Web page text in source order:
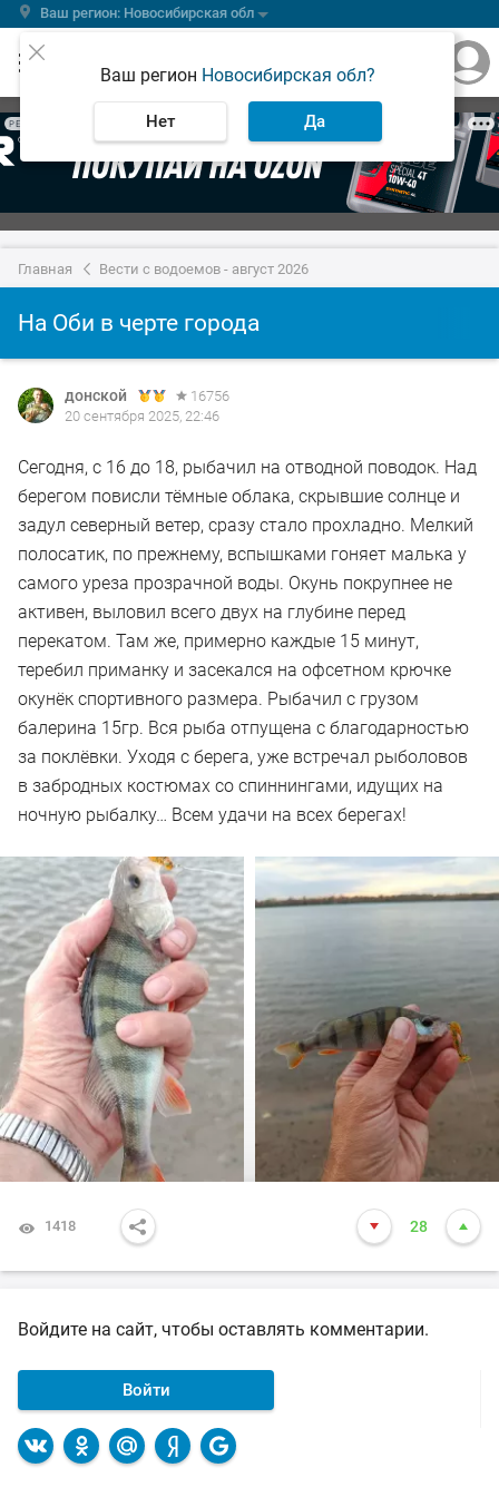
Ваш регион: Новосибирская обл
Ваш регион Новосибирская обл?
Нет Да
РЕКЛАМА
Главная Вести с водоемов - август 2026
На Оби в черте города
донской
16756
20 сентября 2025, 22:46
Сегодня, с 16 до 18, рыбачил на отводной поводок. Над
берегом повисли тёмные облака, скрывшие солнце и
задул северный ветер, сразу стало прохладно. Мелкий
полосатик, по прежнему, вспышками гоняет малька у
самого уреза прозрачной воды. Окунь покрупнее не
активен, выловил всего двух на глубине перед
перекатом. Там же, примерно каждые 15 минут,
теребил приманку и засекался на офсетном крючке
окунёк спортивного размера. Рыбачил с грузом
балерина 15гр. Вся рыба отпущена с благодарностью
за поклёвки. Уходя с берега, уже встречал рыболовов
в забродных костюмах со спиннингами, идущих на
ночную рыбалку… Всем удачи на всех берегах!
1418 28
Войдите на сайт, чтобы оставлять комментарии.
Войти